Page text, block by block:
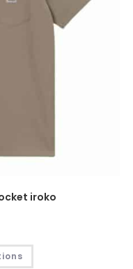
iroko